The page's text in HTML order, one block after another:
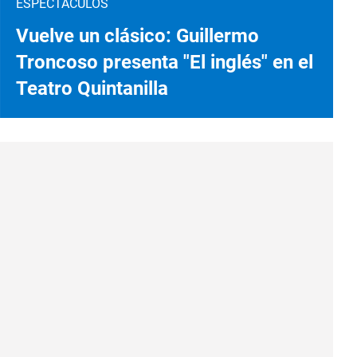
ESPECTÁCULOS
Vuelve un clásico: Guillermo
Troncoso presenta "El inglés" en el
Teatro Quintanilla